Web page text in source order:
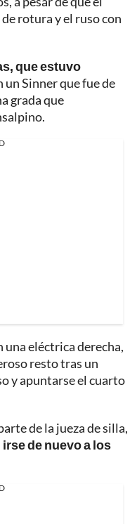
rotura y el ruso con
que estuvo
un Sinner que fue de
grada que
una eléctrica derecha,
resto tras un
y apuntarse el cuarto
de la jueza de silla,
de nuevo a los